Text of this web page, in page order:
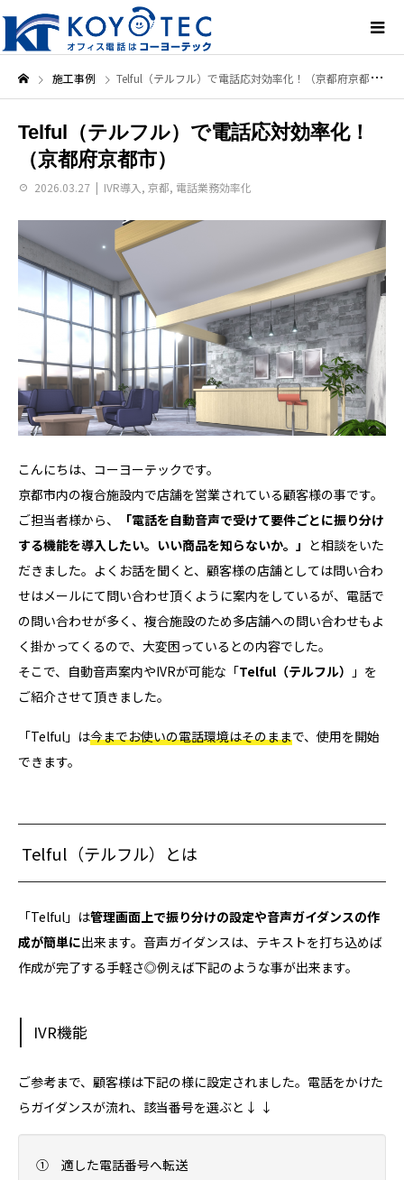
施工事例 Telful（テルフル）で電話応対効率化！（京都府京都市）
Telful（テルフル）で電話応対効率化！
（京都府京都市）
2026.03.27 IVR導入 , 京都, 電話業務効率化
こんにちは、コーヨーテックです。
京都市内の複合施設内で店舗を営業されている顧客様の事です。
ご担当者様から、
「電話を自動音声で受けて要件ごとに振り分け
する機能を導入したい。いい商品を知らないか。」 と相談をいた
だきました。よくお話を聞くと、顧客様の店舗としては問い合わ
せはメールにて問い合わせ頂くように案内をしているが、電話で
の問い合わせが多く、複合施設のため多店舗への問い合わせもよ
く掛かってくるので、大変困っているとの内容でした。
そこで、自動音声案内やIVRが可能な「Telful（テルフル）
」を
ご紹介させて頂きました。
「Telful」は今までお使いの電話環境はそのままで、使用を開始
できます。
Telful（テルフル）とは
「Telful」は管理画面上で振り分けの設定や音声ガイダンスの作
成が簡単に出来ます。音声ガイダンスは、テキストを打ち込めば
作成が完了する手軽さ◎例えば下記のような事が出来ます。
IVR機能
ご参考まで、顧客様は下記の様に設定されました。電話をかけた
らガイダンスが流れ、該当番号を選ぶと↓ ↓
① 適した電話番号へ転送